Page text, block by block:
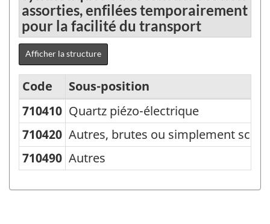
assorties, enfilées temporairement
pour la facilité du transport
Afficher la structure
Classification
type
des
biens
(CTB)
Code
Sous-position
710410 Quartz piézo-électrique
710420 Autres, brutes ou simplement
710490 Autres